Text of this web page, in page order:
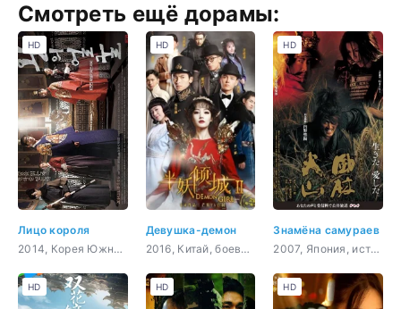
Смотреть ещё дорамы:
Лицо короля
2014, Корея Южная, боевик, триллер, история, романтика
HD
Девушка-демон
2016, Китай, боевик, история, романтика, фэнтези
HD
Знамёна самураев
2007, Япония, история, драма
HD
HD HD HD